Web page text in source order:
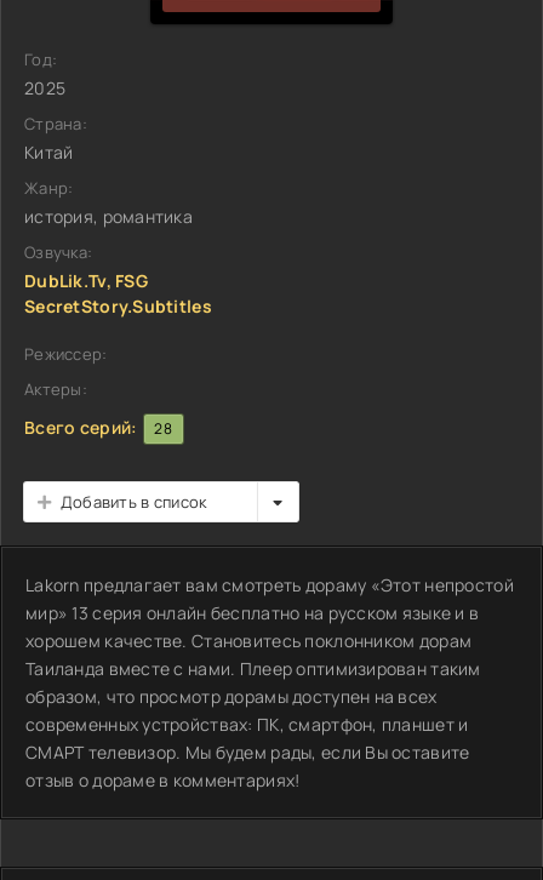
Год:
2025
Страна:
Китай
Жанр:
история, романтика
Озвучка:
DubLik.Tv, FSG
SecretStory.Subtitles
Режиссер:
Актеры:
Всего серий: 28
Добавить в список
Lakorn предлагает вам смотреть дораму «Этот непростой
мир» 13 серия онлайн бесплатно на русском языке и в
хорошем качестве. Становитесь поклонником дорам
Таиланда вместе с нами. Плеер оптимизирован таким
образом, что просмотр дорамы доступен на всех
современных устройствах: ПК, смартфон, планшет и
СМАРТ телевизор. Мы будем рады, если Вы оставите
отзыв о дораме в комментариях!